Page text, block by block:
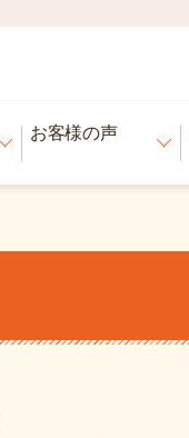
お客様の声